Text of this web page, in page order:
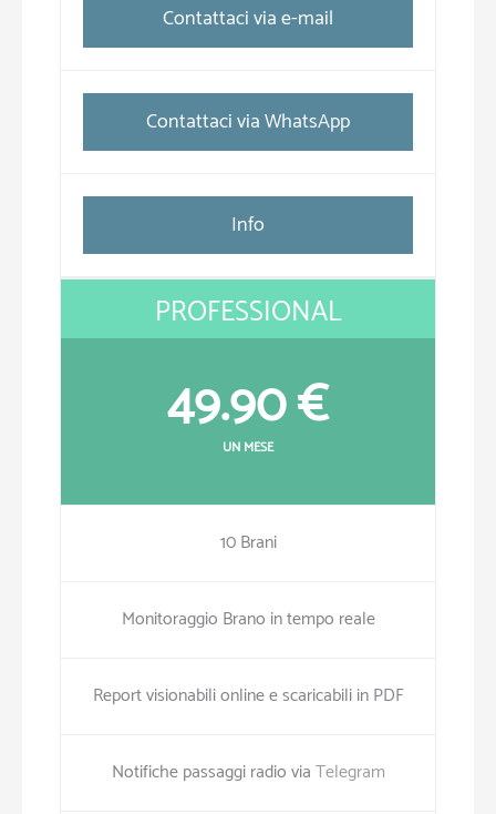
Contattaci via e-mail
Contattaci via WhatsApp
Info
PROFESSIONAL
49.90 €
UN MESE
10 Brani
Monitoraggio Brano in tempo reale
Report visionabili online e scaricabili in PDF
Notifiche passaggi radio viaTelegram